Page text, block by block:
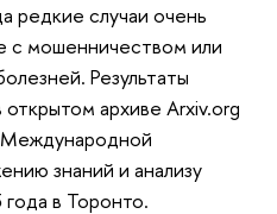
редкие случаи очень
с мошенничеством или
Результаты
архиве Arxiv.org
Международной
знаний и анализу
в Торонто.